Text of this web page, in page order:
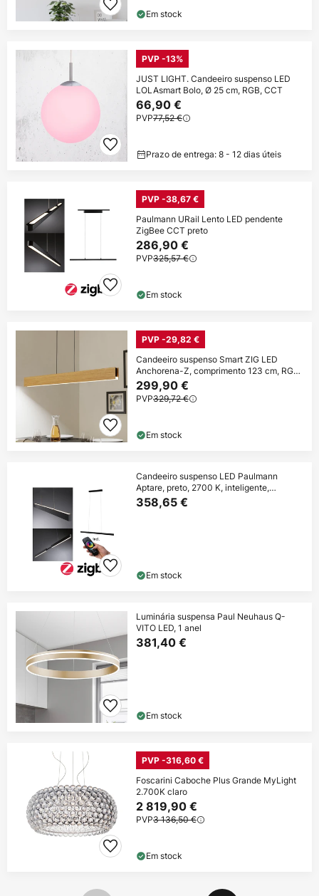
Em stock
PVP -13%
JUST LIGHT. Candeeiro suspenso LED
LOLAsmart Bolo, Ø 25 cm, RGB, CCT
66,90 €
PVP77,52 €
Prazo de entrega: 8 - 12 dias úteis
PVP -38,67 €
Paulmann URail Lento LED pendente
ZigBee CCT preto
286,90 €
PVP325,57 €
Em stock
PVP -29,82 €
Candeeiro suspenso Smart ZIG LED
Anchorena-Z, comprimento 123 cm, RGB,
CCT
299,90 €
PVP329,72 €
Em stock
Candeeiro suspenso LED Paulmann
Aptare, preto, 2700 K, inteligente,
regulável.
358,65 €
Em stock
Luminária suspensa Paul Neuhaus Q-
VITO LED, 1 anel
381,40 €
Em stock
PVP -316,60 €
Foscarini Caboche Plus Grande MyLight
2.700K claro
2 819,90 €
PVP3 136,50 €
Em stock